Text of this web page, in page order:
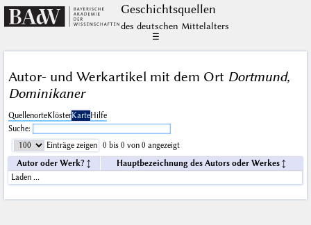
Geschichts­quellen
des deutschen Mittelalters
☰
Autor- und Werkartikel mit dem Ort Dortmund,
Dominikaner
QuellenorteKlösterKarteHilfe
Suche:
Einträge zeigen
0 bis 0 von 0 angezeigt
Autor oder Werk?
Hauptbezeichnung des Autors oder Werkes
Laden …